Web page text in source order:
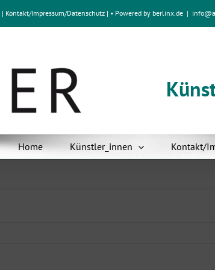
| Kontakt/Impressum/Datenschutz | • Powered by berlinx.de |
Home Künstler_innen Kontakt/